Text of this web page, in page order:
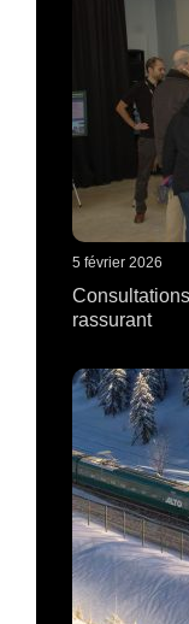
5 février 2026
rassurant